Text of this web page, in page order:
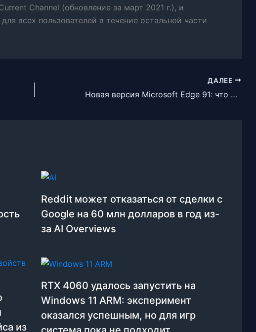
Channel (обновление за март 2021 г.), и
всех пользователей в течение остальной части
ДАЛЕЕ
Новая версия Microsoft Edge 91: что нового
Reddit может отказаться от сделки с
Google на 60 млн долларов в год из-
за AI Overviews
из
RTX 4060 удалось запустить на
Windows 11 ARM: эксперимент
оказался успешным, но для игр